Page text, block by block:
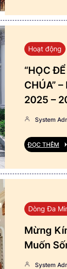
Hoạt động
“HỌC
CHÚA”
2025 –
System
ĐỌC THÊM
Dòng Đa
Mừng
Muốn
System